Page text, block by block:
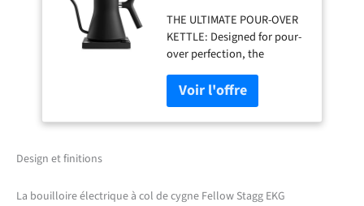
pour café filtre et thé -
Bouilloires électriques
à chauffage rapide
pour l'eau - EU, Noir
mat, 0,9 litres
THE ULTIMATE POUR-OVER
KETTLE: Designed for pour-
over perfection, the
precision spout ensures a
smooth, steady flow for
better-tasting coffee. To-the-
degree temp. control and a
TAILORED TO YOUR
Design et finitions
La bouilloire électrique à col de cygne Fellow Stagg EKG